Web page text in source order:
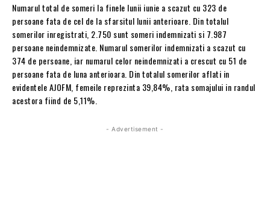
Numarul total de someri la finele lunii iunie a scazut cu 323 de
persoane fata de cel de la sfarsitul lunii anterioare. Din totalul
somerilor inregistrati, 2.750 sunt someri indemnizati si 7.987
persoane neindemnizate. Numarul somerilor indemnizati a scazut cu
374 de persoane, iar numarul celor neindemnizati a crescut cu 51 de
persoane fata de luna anterioara. Din totalul somerilor aflati in
evidentele AJOFM, femeile reprezinta 39,84%, rata somajului in randul
acestora fiind de 5,11%.
- Advertisement -